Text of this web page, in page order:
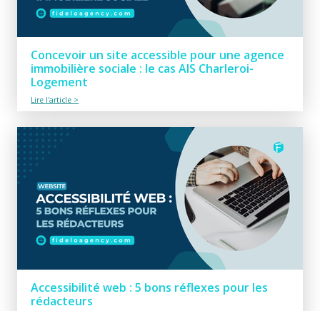
Concevoir un site accessible pour une agence
immobilière sociale : le cas AIS Charleroi-
Logement
Lire l'article >
Accessibilité web : 5 bons réflexes pour les
rédacteurs